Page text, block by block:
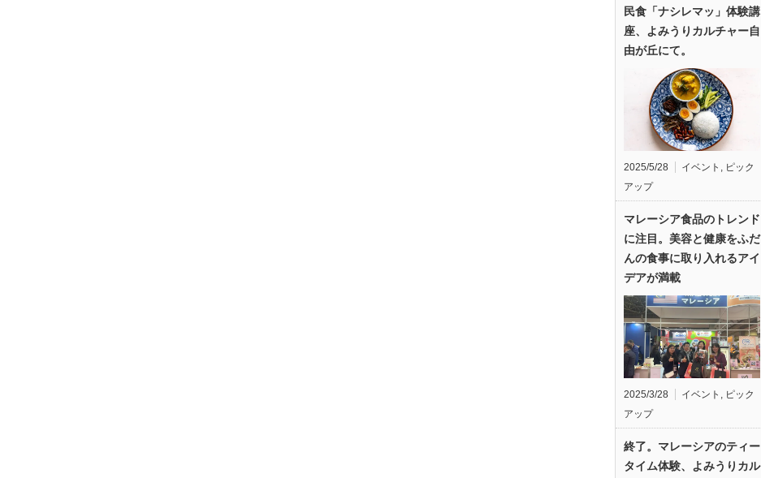
民食「ナシレマッ」体験講
座、よみうりカルチャー自
由が丘にて。
2025/5/28 イベント , ピック
アップ
マレーシア食品のトレンド
に注目。美容と健康をふだ
んの食事に取り入れるアイ
デアが満載
2025/3/28 イベント
ピック
アップ
終了。マレーシアのティー
タイム体験、よみうりカル